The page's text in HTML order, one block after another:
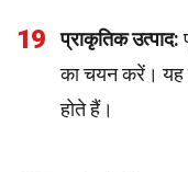
19 प्राकृतिक उत्पाद:
का चयन करें। यह
होते हैं।